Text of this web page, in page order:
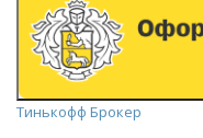
Тинькофф Брокер